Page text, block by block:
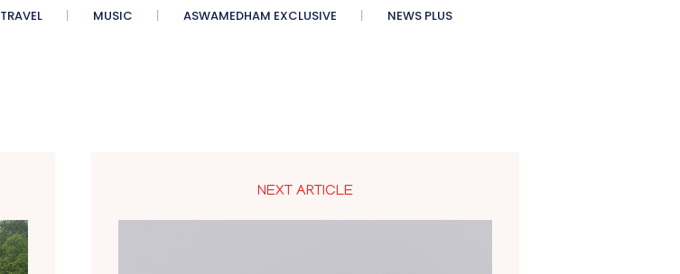
TRAVEL MUSIC ASWAMEDHAM EXCLUSIVE NEWS PLUS
NEXT ARTICLE